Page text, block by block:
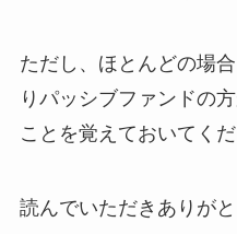
ただし、ほとんどの場
りパッシブファンドの
ことを覚えておいてくだ
読んでいただきありがと